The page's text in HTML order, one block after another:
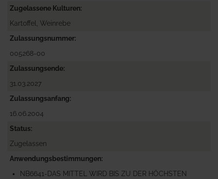
Zugelassene Kulturen
Kartoffel, Weinrebe
Zulassungsnummer
005268-00
Zulassungsende
31.03.2027
Zulassungsanfang
16.06.2004
Status
Zugelassen
Anwendungsbestimmungen
NB6641-DAS MITTEL WIRD BIS ZU DER HÖCHSTEN